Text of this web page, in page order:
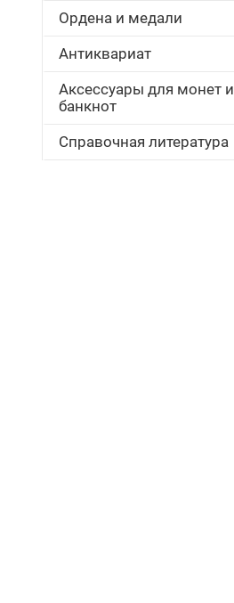
Ордена и медали
Антиквариат
Аксессуары для монет и
банкнот
Справочная литература